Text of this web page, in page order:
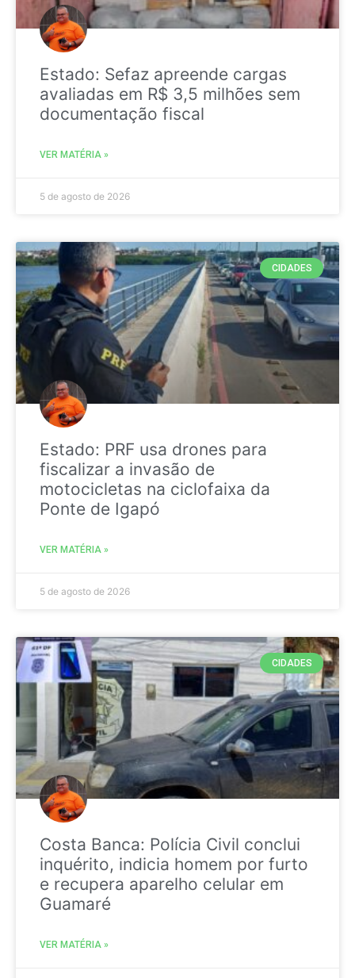
Estado: Sefaz apreende cargas
avaliadas em R$ 3,5 milhões sem
documentação fiscal
VER MATÉRIA »
5 de agosto de 2026
CIDADES
Estado: PRF usa drones para
fiscalizar a invasão de
motocicletas na ciclofaixa da
Ponte de Igapó
VER MATÉRIA »
5 de agosto de 2026
CIDADES
Costa Banca: Polícia Civil conclui
inquérito, indicia homem por furto
e recupera aparelho celular em
Guamaré
VER MATÉRIA »